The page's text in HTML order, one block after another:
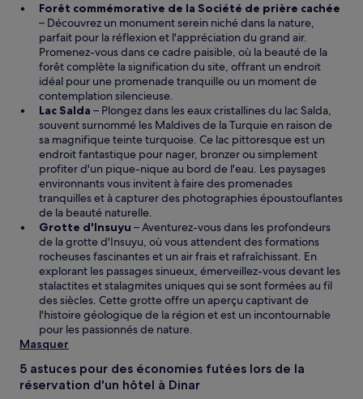
Forêt commémorative de la Société de prière cachée
– Découvrez un monument serein niché dans la nature,
parfait pour la réflexion et l'appréciation du grand air.
Promenez-vous dans ce cadre paisible, où la beauté de la
forêt complète la signification du site, offrant un endroit
idéal pour une promenade tranquille ou un moment de
contemplation silencieuse.
Lac Salda – Plongez dans les eaux cristallines du lac Salda,
souvent surnommé les Maldives de la Turquie en raison de
sa magnifique teinte turquoise. Ce lac pittoresque est un
endroit fantastique pour nager, bronzer ou simplement
profiter d'un pique-nique au bord de l'eau. Les paysages
environnants vous invitent à faire des promenades
tranquilles et à capturer des photographies époustouflantes
de la beauté naturelle.
Grotte d'Insuyu – Aventurez-vous dans les profondeurs
de la grotte d'Insuyu, où vous attendent des formations
rocheuses fascinantes et un air frais et rafraîchissant. En
explorant les passages sinueux, émerveillez-vous devant les
stalactites et stalagmites uniques qui se sont formées au fil
des siècles. Cette grotte offre un aperçu captivant de
l'histoire géologique de la région et est un incontournable
pour les passionnés de nature.
Masquer
5 astuces pour des économies futées lors de la
réservation d'un hôtel à Dinar